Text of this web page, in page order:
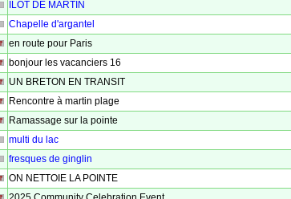
ILOT DE MARTIN
Chapelle d'argantel
en route pour Paris
bonjour les vacanciers 16
UN BRETON EN TRANSIT
Rencontre à martin plage
Ramassage sur la pointe
multi du lac
fresques de ginglin
ON NETTOIE LA POINTE